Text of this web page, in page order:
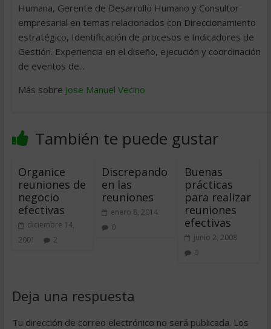
Humana, Gerente de Desarrollo Humano y Consultor
empresarial en temas relacionados con Direccionamiento
estratégico, Identificación de procesos e Indicadores de
Gestión. Experiencia en el diseño, ejecución y coordinación
de eventos de...
Más sobre Jose Manuel Vecino
También te puede gustar
Organice
reuniones de
negocio
efectivas
diciembre 14,
2001
2
Discrepando
en las
reuniones
enero 8, 2014
0
Buenas
prácticas
para realizar
reuniones
efectivas
junio 2, 2008
0
Deja una respuesta
Tu dirección de correo electrónico no será publicada. Los